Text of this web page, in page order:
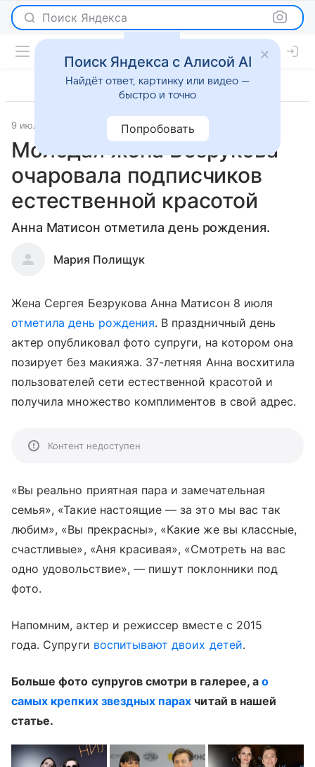
Поиск Яндекса
9 июля 2020 Светская жизнь
Молодая жена Безрукова
очаровала подписчиков
естественной красотой
Анна Матисон отметила день рождения.
Мария Полищук
Жена Сергея Безрукова Анна Матисон 8 июля
отметила день рождения. В праздничный день
актер опубликовал фото супруги, на котором она
позирует без макияжа. 37-летняя Анна восхитила
пользователей сети естественной красотой и
получила множество комплиментов в свой адрес.
Контент недоступен
«Вы реально приятная пара и замечательная
семья», «Такие настоящие — за это мы вас так
любим», «Вы прекрасны», «Какие же вы классные,
счастливые», «Аня красивая», «Смотреть на вас
одно удовольствие», — пишут поклонники под
фото.
Напомним, актер и режиссер вместе с 2015
года. Супруги воспитывают двоих детей.
Больше фото супругов смотри в галерее, а о
самых крепких звездных парах читай в нашей
статье.
Поиск Яндекса с Алисой AI
Найдёт ответ, картинку или видео —
быстро и точно
Попробовать